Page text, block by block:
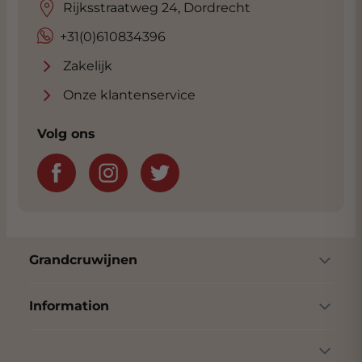
+31(0)610834396
Rijksstraatweg 24, Dordrecht
Zakelijk
Onze klantenservice
Volg ons
Grandcruwijnen
Information